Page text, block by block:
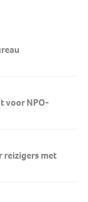
voor NPO-
reizigers met